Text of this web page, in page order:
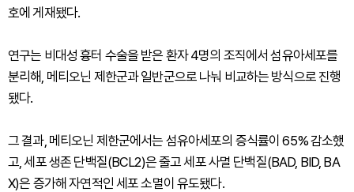
호에 게재됐다.
연구는 비대성 흉터 수술을 받은 환자 4명의 조직에서 섬유아세포를
분리해, 메티오닌 제한군과 일반군으로 나눠 비교하는 방식으로 진행
됐다.
그 결과, 메티오닌 제한군에서는 섬유아세포의 증식률이 65% 감소했
고, 세포 생존 단백질(BCL2)은 줄고 세포 사멸 단백질(BAD, BID, BA
X)은 증가해 자연적인 세포 소멸이 유도됐다.